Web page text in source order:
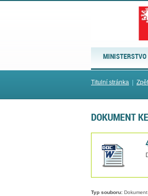
MINISTERSTVO
Titulní stránka Zpět
DOKUMENT
Typ souboru: